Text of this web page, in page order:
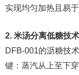
实现均匀加热且易于
2. 米汤分离低糖技
DFB-001的沥糖技
键：蒸汽从上至下